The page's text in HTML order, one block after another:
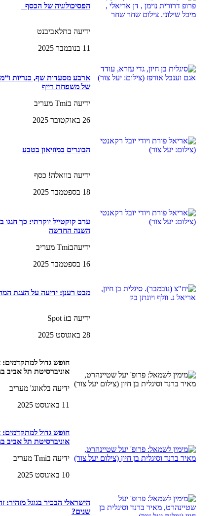
הפסיכולוגיה של הכסף
ידיעה בתלאביבנט
11 בנובמבר 2025
ארבע מסעדות שף, כנריות
של משפחת רייף
ידיעה בTmi מעריב
26 באוקטובר 2025
הבוגרים במוזיאון בטבע
ידיעה בוואלה! כסף
18 בספטמבר 2025
ערב קוקטייל יוקרתי: כך
השנה החדשה
ידיעהבTmi מעריב
16 בספטמבר 2025
מבט רענן: ידיעה על הצגת
ידיעה בSpot it
28 באוגוסט 2025
חופש גדול למתקדמים:
אוניברסיטת תל
ידיעה בלאונג' מעריב
11 באוגוסט 2025
חופש גדול למתקדמים:
אוניברסיטת תל
ידיעה בTmi מעריב
10 באוגוסט 2025
הישראלי הבכיר בגוגל
שנים?